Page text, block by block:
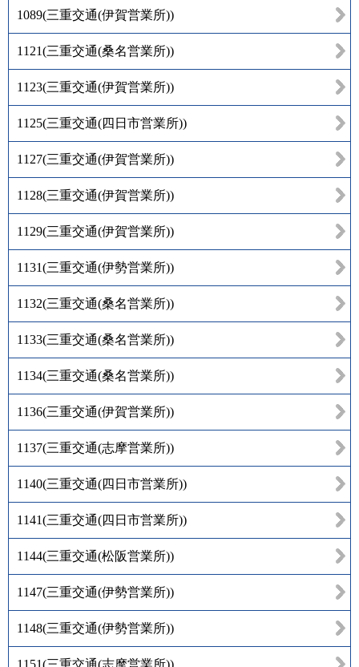
1089(三重交通(伊賀営業所))
1121(三重交通(桑名営業所))
1123(三重交通(伊賀営業所))
1125(三重交通(四日市営業所))
1127(三重交通(伊賀営業所))
1128(三重交通(伊賀営業所))
1129(三重交通(伊賀営業所))
1131(三重交通(伊勢営業所))
1132(三重交通(桑名営業所))
1133(三重交通(桑名営業所))
1134(三重交通(桑名営業所))
1136(三重交通(伊賀営業所))
1137(三重交通(志摩営業所))
1140(三重交通(四日市営業所))
1141(三重交通(四日市営業所))
1144(三重交通(松阪営業所))
1147(三重交通(伊勢営業所))
1148(三重交通(伊勢営業所))
1151(三重交通(志摩営業所))